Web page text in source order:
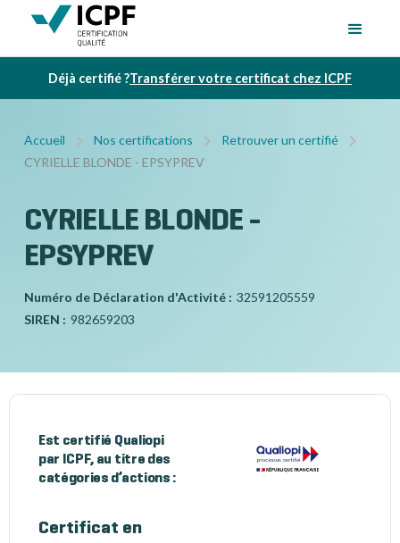
Déjà certifié ?Transférer votre certificat chez ICPF
Accueil Nos certifications
Retrouver un certifié
CYRIELLE BLONDE - EPSYPREV
CYRIELLE BLONDE -
EPSYPREV
Numéro de Déclaration d'Activité : 32591205559
SIREN : 982659203
Est certifié Qualiopi
par ICPF, au titre des
catégories d’actions :
Certificat en